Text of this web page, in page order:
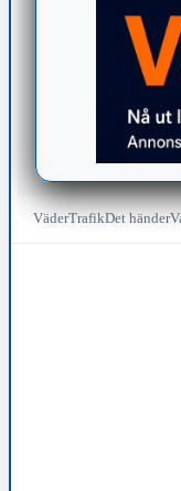
VäderTrafikDet händer